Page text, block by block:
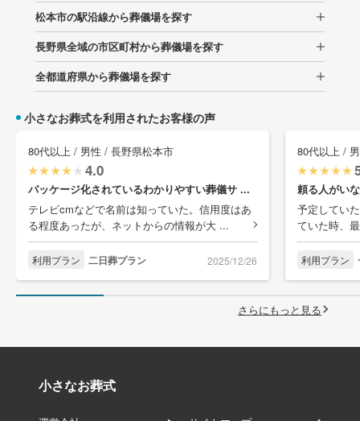
松本市の駅沿線から葬儀場を探す
長野県全域の市区町村から葬儀場を探す
全都道府県から葬儀場を探す
小さなお葬式を利用されたお客様の声
80代以上 / 男性 / 長野県松本市
4.0
パッケージ化されているわかりやすい葬儀サ ...
テレビcmなどで名前は知っていた。信用度はあ
る程度あったが、ネットからの情報が大 ...
利用プラン 二日葬プラン 2025/12/26
80代以上 /
頼る人がい
予定してい
ていた時、
利用プラン
さらにもっと見る
小さなお葬式